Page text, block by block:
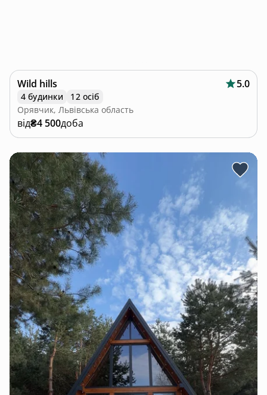
Wild hills 5.0
4 будинки
12 осіб
Орявчик, Львівська область
від₴4 500доба